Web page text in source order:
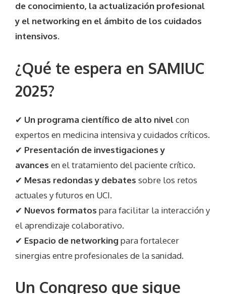
de conocimiento, la actualización profesional
y el networking en el ámbito de los cuidados
intensivos.
¿Qué te espera en SAMIUC
2025?
✔ Un programa científico de alto nivelcon
expertos en medicina intensiva y cuidados críticos.
✔ Presentación de investigaciones y
avances en el tratamiento del paciente crítico.
✔ Mesas redondas y debates sobre los retos
actuales y futuros en UCI.
✔ Nuevos formatos para facilitar la interacción y
el aprendizaje colaborativo.
✔ Espacio de networking para fortalecer
sinergias entre profesionales de la sanidad.
Un Congreso que sigue